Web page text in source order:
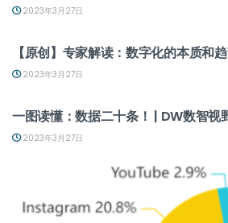
2023年3月27日
【原创】专家解读：数字化的本质和
2023年3月27日
一图读懂：数据二十条！ | DW数智视
2023年3月27日